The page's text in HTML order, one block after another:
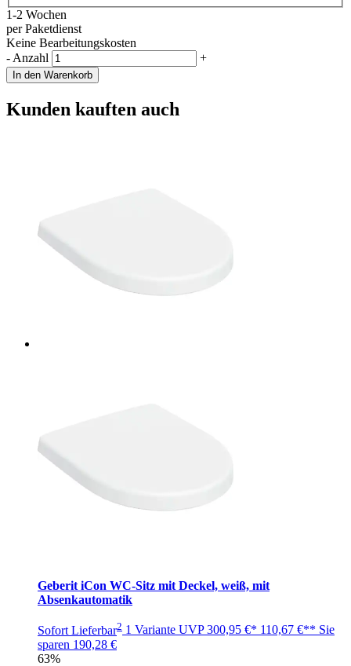
1-2 Wochen
per Paketdienst
Keine Bearbeitungskosten
-Anzahl +
In den Warenkorb
Kunden kauften auch
Geberit iCon WC-Sitz mit Deckel, weiß, mit
Absenkautomatik
Sofort Lieferbar2 1 Variante UVP300,95 €* 110,67 €** Sie
sparen 190,28 €
63%